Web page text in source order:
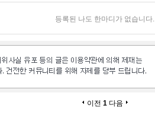
등록된 나도 한마디가 없습니다.
이전 1 다음